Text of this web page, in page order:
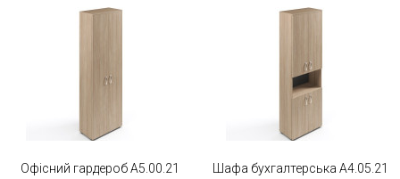
Офісний гардероб А5.00.21
Шафа бухгалтерська А4.05.21